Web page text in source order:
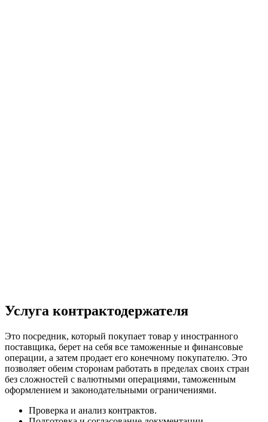
Услуга контрактодержателя
Это посредник, который покупает товар у иностранного
поставщика, берет на себя все таможенные и финансовые
операции, а затем продает его конечному покупателю. Это
позволяет обеим сторонам работать в пределах своих стран
без сложностей с валютными операциями, таможенным
оформлением и законодательными ограничениями.
Проверка и анализ контрактов.